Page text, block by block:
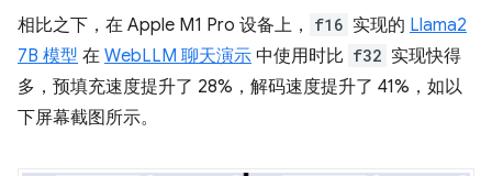
相比之下，在 Apple M1 Pro 设备上， f16 实现的 Llama2
7B 模型 在 WebLLM 聊天演示 中使用时比 f32 实现快得
多，预填充速度提升了 28%，解码速度提升了 41%，如以
下屏幕截图所示。